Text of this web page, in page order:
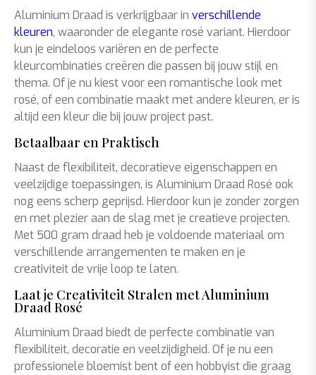
Aluminium Draad is verkrijgbaar in verschillende
kleuren, waaronder de elegante rosé variant. Hierdoor
kun je eindeloos variëren en de perfecte
kleurcombinaties creëren die passen bij jouw stijl en
thema. Of je nu kiest voor een romantische look met
rosé, of een combinatie maakt met andere kleuren, er is
altijd een kleur die bij jouw project past.
Betaalbaar en Praktisch
Naast de flexibiliteit, decoratieve eigenschappen en
veelzijdige toepassingen, is Aluminium Draad Rosé ook
nog eens scherp geprijsd. Hierdoor kun je zonder zorgen
en met plezier aan de slag met je creatieve projecten.
Met 500 gram draad heb je voldoende materiaal om
verschillende arrangementen te maken en je
creativiteit de vrije loop te laten.
Laat je Creativiteit Stralen met Aluminium
Draad Rosé
Aluminium Draad biedt de perfecte combinatie van
flexibiliteit, decoratie en veelzijdigheid. Of je nu een
professionele bloemist bent of een hobbyist die graag